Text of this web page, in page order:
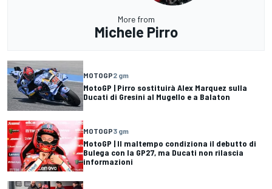
More from
Michele Pirro
MOTOGP2 gm
MotoGP | Pirro sostituirà Alex Marquez sulla
Ducati di Gresini al Mugello e a Balaton
MOTOGP3 gm
MotoGP | Il maltempo condiziona il debutto di
Bulega con la GP27, ma Ducati non rilascia
informazioni